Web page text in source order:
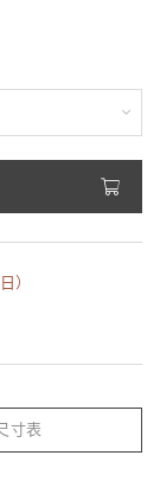
）
寸表